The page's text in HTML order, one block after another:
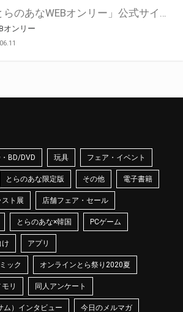
「とらのあなWEBオンリー」公式サイトでとらのあな通販の「割引クーポン」を配布中！ イベントごとに開催当日限定で使える割引クーポンのシリアルコードを発行します。 とらのあなWEBオンリーのページをチェックして、イベント当日にお得にお買い物を楽しみましょう♪ ※本キャンペーンは予告なく終了する場合がございます。 とらのあなWEBオンリーサイトはこちら
オンリー
BD/DVD 玩具 フェア・イベント
とらのあな限定版 その他 電子書籍
スト展 店舗フェア・セール
とらのあな×韓国 PCゲーム
け アプリ
ック オンラインとら祭り2020夏
リ 同人アンケート
ム）インタビュー 今日のメルマガ